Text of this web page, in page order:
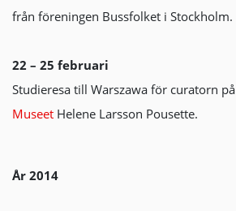
från föreningen Bussfolket i Stockholm.
22 – 25 februari
Studieresa till Warszawa för curatorn på
Museet Helene Larsson Pousette.
År 2014